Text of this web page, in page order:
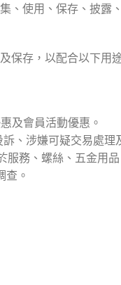
、使用、保存、披
保存，以配合以下用
及會員活動優惠。
、涉嫌可疑交易處理
服務、螺絲、五金用品
查。